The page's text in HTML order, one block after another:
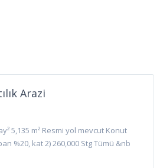
Arazi
5,135 m² Resmi yol mevcut Konut
%20, kat 2) 260,000 Stg Tümü &nb